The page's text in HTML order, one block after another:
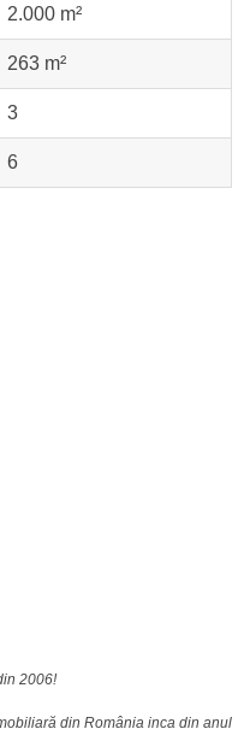
2.000 m²
263 m²
3
6
2006!
din România inca din anul